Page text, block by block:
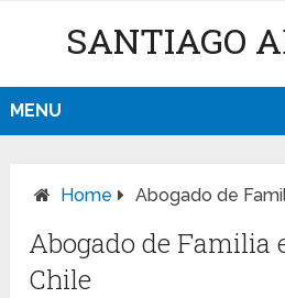
SANTIAGO
MENU
Home Abogado de
Abogado de Familia
Chile